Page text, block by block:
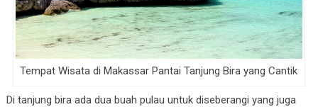
Tempat Wisata di Makassar Pantai Tanjung Bira yang Cantik
Di tanjung bira ada dua buah pulau untuk diseberangi yang juga